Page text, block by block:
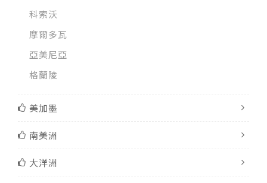
科索沃
摩爾多瓦
亞美尼亞
格蘭陵
美加墨
南美洲
大洋洲